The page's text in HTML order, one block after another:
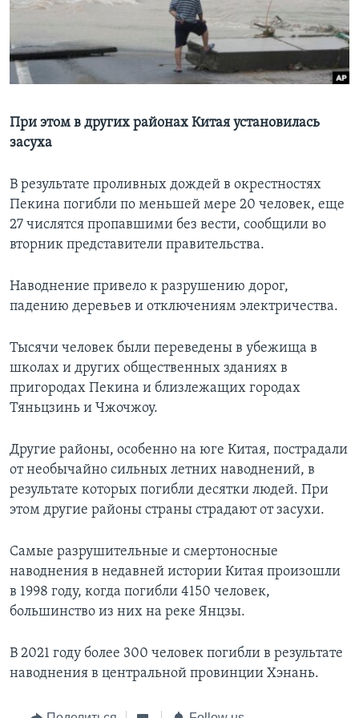
СОЦИАЛЬНЫЕ СЕТИ
Языки
При этом в других районах Китая установилась
засуха
В результате проливных дождей в окрестностях
Пекина погибли по меньшей мере 20 человек, еще
27 числятся пропавшими без вести, сообщили во
вторник представители правительства.
Наводнение привело к разрушению дорог,
падению деревьев и отключениям электричества.
Тысячи человек были переведены в убежища в
школах и других общественных зданиях в
пригородах Пекина и близлежащих городах
Тяньцзинь и Чжочжоу.
Другие районы, особенно на юге Китая, пострадали
от необычайно сильных летних наводнений, в
результате которых погибли десятки людей. При
этом другие районы страны страдают от засухи.
Самые разрушительные и смертоносные
наводнения в недавней истории Китая произошли
в 1998 году, когда погибли 4150 человек,
большинство из них на реке Янцзы.
В 2021 году более 300 человек погибли в результате
наводнения в центральной провинции Хэнань.